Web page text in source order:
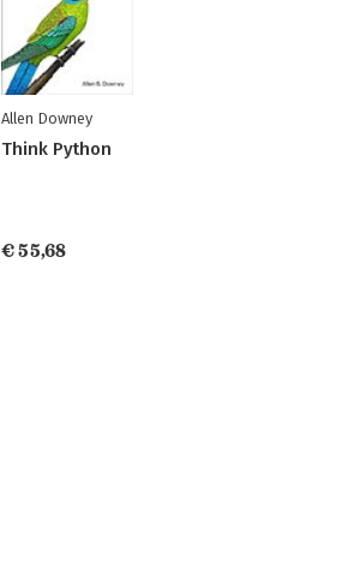
Allen Downey
Think Python
€ 55,68